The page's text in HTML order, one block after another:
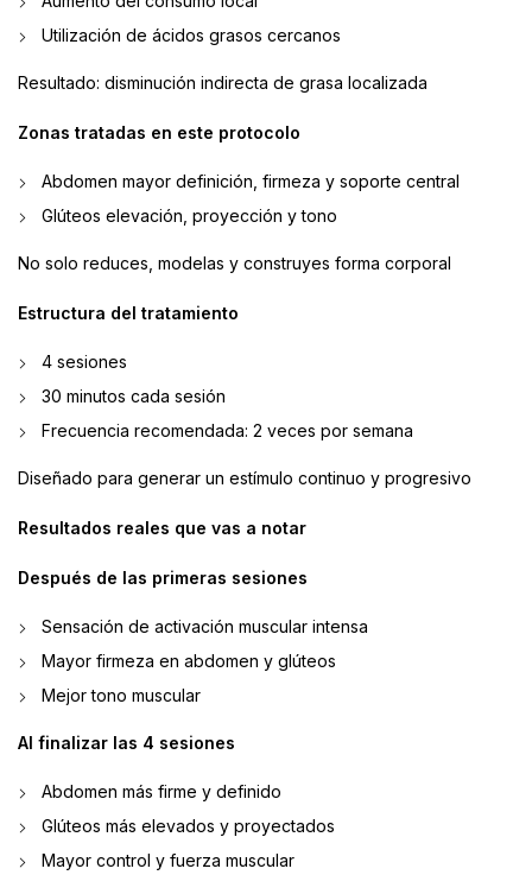
Utilización de ácidos grasos cercanos
Resultado: disminución indirecta de grasa localizada
Zonas tratadas en este protocolo
Abdomen mayor definición, firmeza y soporte central
Glúteos elevación, proyección y tono
No solo reduces, modelas y construyes forma corporal
Estructura del tratamiento
4 sesiones
30 minutos cada sesión
Frecuencia recomendada: 2 veces por semana
Diseñado para generar un estímulo continuo y progresivo
Resultados reales que vas a notar
Después de las primeras sesiones
Sensación de activación muscular intensa
Mayor firmeza en abdomen y glúteos
Mejor tono muscular
Al finalizar las 4 sesiones
Abdomen más firme y definido
Glúteos más elevados y proyectados
Mayor control y fuerza muscular